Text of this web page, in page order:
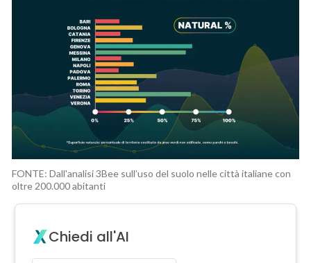
FONTE: Dall'analisi 3Bee sull’uso del suolo nelle città italiane con
oltre 200.000 abitanti
Chiedi all'AI